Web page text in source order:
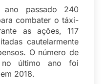
passado 240
combater o táxi-
as ações, 117
cautelarmente
O número de
no último ano foi
2018.